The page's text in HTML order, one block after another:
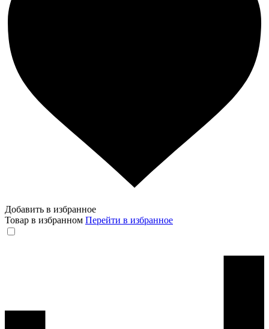
Добавить в избранное
Товар в избранном Перейти в избранное